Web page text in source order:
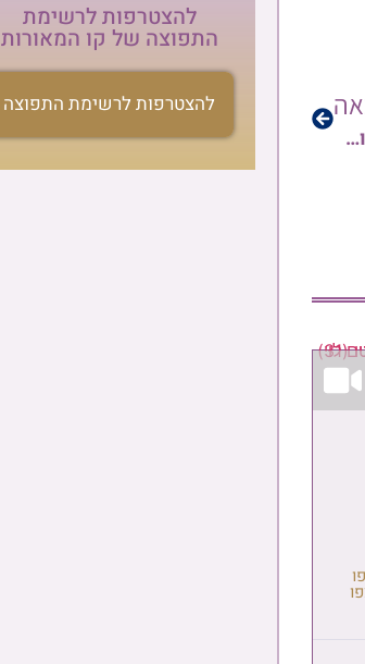
צפו: הלכות פורים המשולש עם הגאון הרב אורן צדוק שליט"א
להצטרפות לרשימת
התפוצה של קו המאורות
להצטרפות לרשימת התפוצה